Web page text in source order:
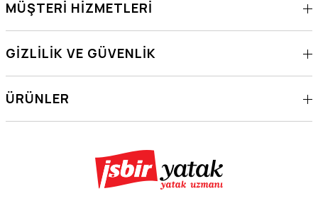
MÜŞTERI HIZMETLERI
GIZLILIK VE GÜVENLIK
ÜRÜNLER